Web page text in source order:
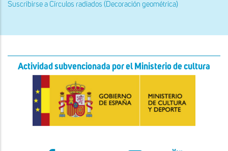
Suscribirse a Círculos radiados (Decoración geométrica)
Actividad subvencionada por el Ministerio de cultura